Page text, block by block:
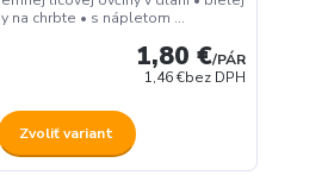
na chrbte • s nápletom ...
1,80 €/PÁR
1,46 €bez DPH
Zvoliť variant